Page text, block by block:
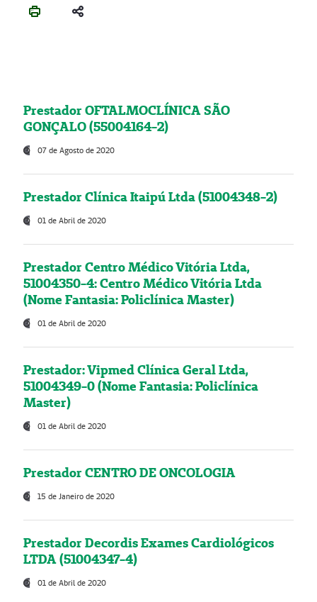
Prestador OFTALMOCLÍNICA SÃO
GONÇALO (55004164-2)
07 de Agosto de 2020
Prestador Clínica Itaipú Ltda (51004348-2)
01 de Abril de 2020
Prestador Centro Médico Vitória Ltda,
51004350-4: Centro Médico Vitória Ltda
(Nome Fantasia: Policlínica Master)
01 de Abril de 2020
Prestador: Vipmed Clínica Geral Ltda,
51004349-0 (Nome Fantasia: Policlínica
Master)
01 de Abril de 2020
Prestador CENTRO DE ONCOLOGIA
15 de Janeiro de 2020
Prestador Decordis Exames Cardiológicos
LTDA (51004347-4)
01 de Abril de 2020